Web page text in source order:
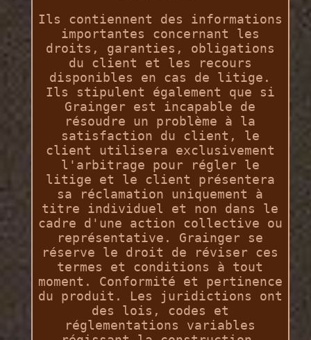
Ils contiennent des informations
importantes concernant les
droits, garanties, obligations
du client et les recours
disponibles en cas de litige.
Ils stipulent également que si
Grainger est incapable de
résoudre un problème à la
satisfaction du client, le
client utilisera exclusivement
l'arbitrage pour régler le
litige et le client présentera
sa réclamation uniquement à
titre individuel et non dans le
cadre d'une action collective ou
représentative. Grainger se
réserve le droit de réviser ces
termes et conditions à tout
moment. Conformité et pertinence
du produit. Les juridictions ont
des lois, codes et
réglementations variables